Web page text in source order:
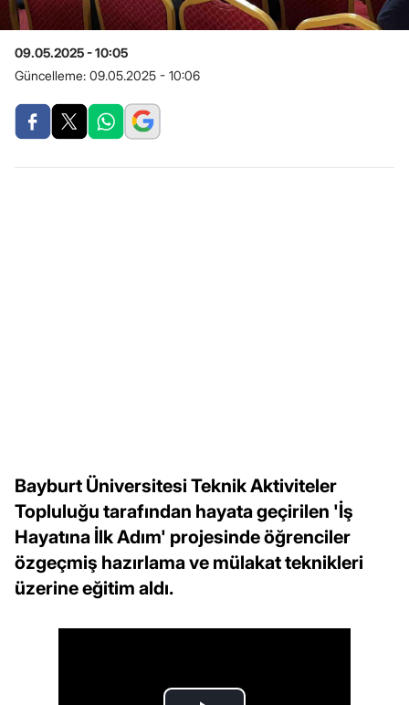
09.05.2025 - 10:05
Güncelleme: 09.05.2025 - 10:06
Bayburt Üniversitesi Teknik Aktiviteler
Topluluğu tarafından hayata geçirilen 'İş
Hayatına İlk Adım' projesinde öğrenciler
özgeçmiş hazırlama ve mülakat teknikleri
üzerine eğitim aldı.